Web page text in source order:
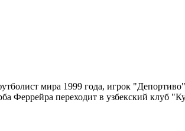
мира 1999 года, игрок
Феррейра переходит в узбекский клуб